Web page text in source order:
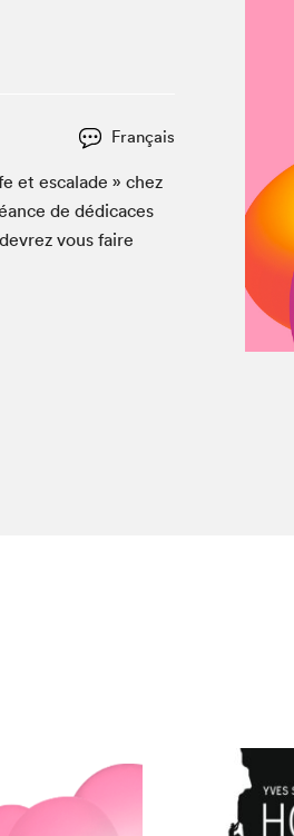
Français
et escalade » chez
de dédi­caces
vous faire